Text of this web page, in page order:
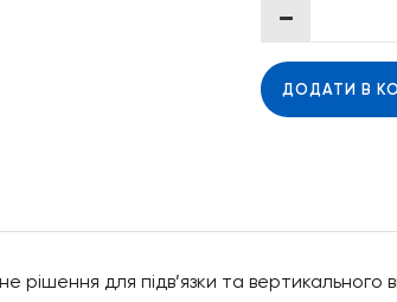
ДОДАТИ В
рішення для підв’язки та